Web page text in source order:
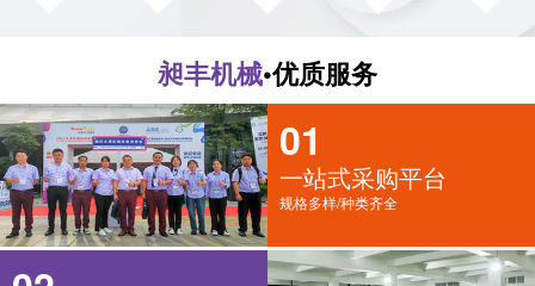
昶丰机械•优质服务
01
一站式采购平台
规格多样/种类齐全